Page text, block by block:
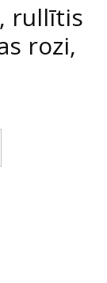
rullītis
rozi,